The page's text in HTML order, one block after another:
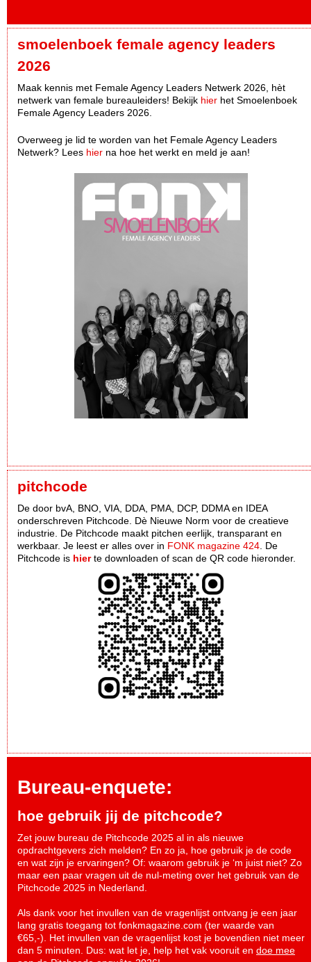
smoelenboek female agency leaders
2026
Maak kennis met Female Agency Leaders Netwerk 2026, hèt
netwerk van female bureauleiders! Bekijk hier het Smoelenboek
Female Agency Leaders 2026.
Overweeg je lid te worden van het Female Agency Leaders
Netwerk? Lees hier na hoe het werkt en meld je aan!
pitchcode
De door bvA, BNO, VIA, DDA, PMA, DCP, DDMA en IDEA
onderschreven Pitchcode. Dè Nieuwe Norm voor de creatieve
industrie. De Pitchcode maakt pitchen eerlijk, transparant en
werkbaar. Je leest er alles over in FONK magazine 424 . De
Pitchcode is hierte downloaden of scan de QR code hieronder.
Bureau-enquete:
hoe gebruik jij de pitchcode?
Zet jouw bureau de Pitchcode 2025 al in als nieuwe
opdrachtgevers zich melden? En zo ja, hoe gebruik je de code
en wat zijn je ervaringen? Of: waarom gebruik je ‘m juist niet? Zo
maar een paar vragen uit de nul-meting over het gebruik van de
Pitchcode 2025 in Nederland.
Als dank voor het invullen van de vragenlijst ontvang je een jaar
lang gratis toegang tot fonkmagazine.com (ter waarde van
€65,-). Het invullen van de vragenlijst kost je bovendien niet meer
dan 5 minuten. Dus: wat let je, help het vak vooruit en doe mee